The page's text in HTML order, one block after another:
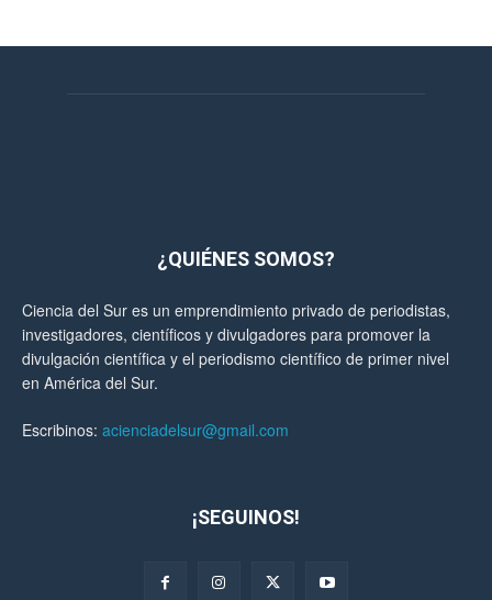
¿QUIÉNES SOMOS?
Ciencia del Sur es un emprendimiento privado de periodistas,
investigadores, científicos y divulgadores para promover la
divulgación científica y el periodismo científico de primer nivel
en América del Sur.
Escribinos: acienciadelsur@gmail.com
¡SEGUINOS!